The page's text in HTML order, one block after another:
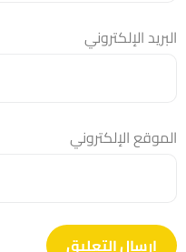
البريد الإلكتروني
الموقع الإلكتروني